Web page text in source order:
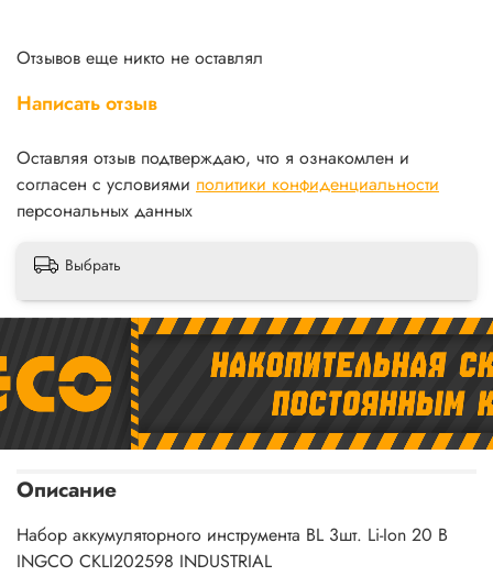
Отзывов еще никто не оставлял
Написать отзыв
Оставляя отзыв подтверждаю, что я ознакомлен и
согласен с условиями политики конфиденциальности
персональных данных
Выбрать
Описание
Набор аккумуляторного инструмента BL 3шт. Li-Ion 20 В
INGCO CKLI202598 INDUSTRIAL